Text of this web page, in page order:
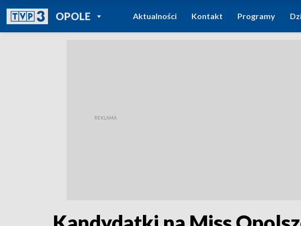
OPOLEPOWRÓT DO
TVP REGIONY
Aktualności Kontakt Programy